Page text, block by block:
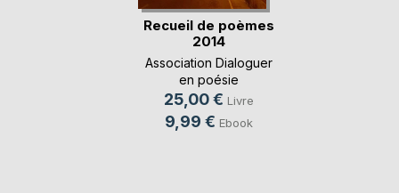
Recueil de poèmes
2014
Association Dialoguer
en poésie
25,00 € Livre
9,99 € Ebook